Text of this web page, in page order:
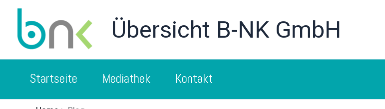
content
Übersicht B-NK GmbH
Startseite Mediathek Kontakt